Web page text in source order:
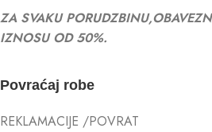
ZA SVAKU
IZNOSU OD 50%.
Povraćaj robe
REKLAMACIJE /POVRAT